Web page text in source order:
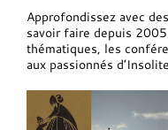
Approfondissez avec
savoir faire depuis
thématiques, les
aux passionnés